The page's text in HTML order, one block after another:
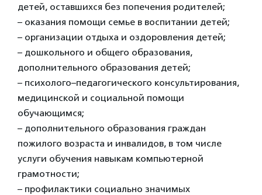
детей, оставшихся без попечения родителей;
– оказания помощи семье в воспитании детей;
– организации отдыха и оздоровления детей;
– дошкольного и общего образования,
дополнительного образования детей;
– психолого–педагогического консультирования,
медицинской и социальной помощи
обучающимся;
– дополнительного образования граждан
пожилого возраста и инвалидов, в том числе
услуги обучения навыкам компьютерной
грамотности;
– профилактики социально значимых